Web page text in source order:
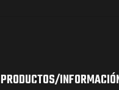
PRODUCTOS/